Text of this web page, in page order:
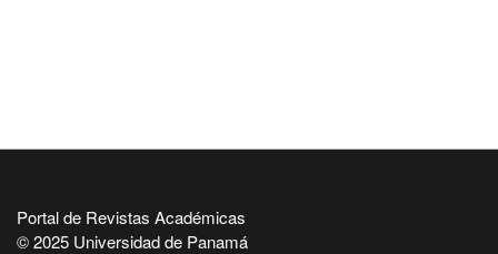
Portal de Revistas Académicas
© 2025 Universidad de Panamá